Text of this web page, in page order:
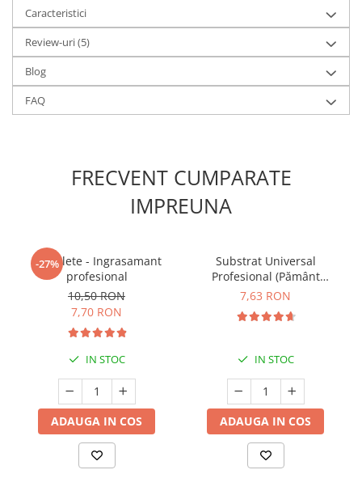
Caracteristici
Review-uri(5)
Blog
FAQ
FRECVENT CUMPARATE
IMPREUNA
-27%
5 Tablete - Ingrasamant
profesional
10,50 RON
7,70 RON
IN STOC
ADAUGA IN COS
Substrat Universal
Profesional (Pământ
Premium) - 5 L
7,63 RON
IN STOC
ADAUGA IN COS